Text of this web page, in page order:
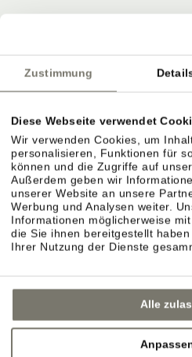
Zustimmung
Diese Webseite verwendet
Wir verwenden Cookies, um
personalisieren, Funktionen für
können und die Zugriffe auf
Außerdem geben wir
unserer Website an unsere
Werbung und Analysen weiter.
Informationen möglicherweise
die Sie ihnen bereitgestellt
Ihrer Nutzung der Dienste
Alle
JOIN THE
Seien Sie unter den
Stroblhof erfahren.
Exklusive Angebote und
Weinhotel in Südtirol
Einfach ausfüllen und